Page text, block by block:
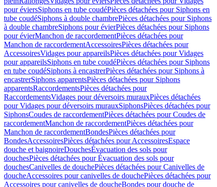
pour éviersSiphons en tube coudéPièces détachées pour Siphons en
tube coudéSiphons à double chambrePièces détachées pour Siphons
à double chambreSiphons pour évierPièces détachées pour Siphons
pour évierManchon de raccordementPièces détachées pour
Manchon de raccordementAccessoiresPièces détachées pour
AccessoiresVidages pour appareilsPièces détachées pour Vidages
pour appareilsSiphons en tube coudéPièces détachées pour Siphons
en tube coudéSiphons à encastrerPièces détachées pour Siphons à
encastrerSiphons apparentsPièces détachées pour Siphons
apparentsRaccordementsPièces détachées pour
RaccordementsVidages pour déversoirs murauxPièces détachées
pour Vidages pour déversoirs murauxSiphonsPièces détachées pour
SiphonsCoudes de raccordementPièces détachées pour Coudes de
raccordementManchon de raccordementPièces détachées pour
Manchon de raccordementBondesPièces détachées pour
BondesAccessoiresPièces détachées pour AccessoiresEspace
douche et baignoireDouchesÉvacuation des sols pour
douchesPièces détachées pour Évacuation des sols pour
douchesCanivelles de douchePièces détachées pour Canivelles de
doucheAccessoires pour canivelles de douchePièces détachées pour
Accessoires pour canivelles de doucheBondes pour douche de